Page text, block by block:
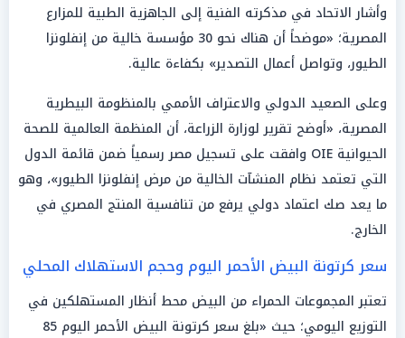
وأشار الاتحاد في مذكرته الفنية إلى الجاهزية الطبية للمزارع
المصرية؛ «موضحاً أن هناك نحو 30 مؤسسة خالية من إنفلونزا
الطيور، وتواصل أعمال التصدير» بكفاءة عالية.
وعلى الصعيد الدولي والاعتراف الأممي بالمنظومة البيطرية
المصرية، «أوضح تقرير لوزارة الزراعة، أن المنظمة العالمية للصحة
الحيوانية OIE وافقت على تسجيل مصر رسمياً ضمن قائمة الدول
التي تعتمد نظام المنشآت الخالية من مرض إنفلونزا الطيور»، وهو
ما يعد صك اعتماد دولي يرفع من تنافسية المنتج المصري في
الخارج.
سعر كرتونة البيض الأحمر اليوم وحجم الاستهلاك المحلي
تعتبر المجموعات الحمراء من البيض محط أنظار المستهلكين في
التوزيع اليومي؛ حيث «بلغ سعر كرتونة البيض الأحمر اليوم 85